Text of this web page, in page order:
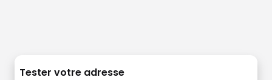
Tester votre adresse